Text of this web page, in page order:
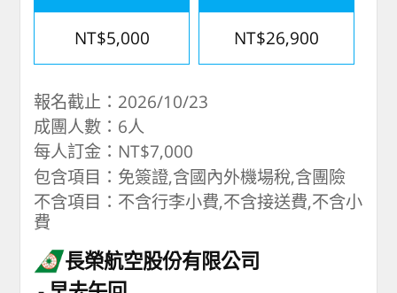
NT$5,000 NT$26,900
報名截止：2026/10/23
成團人數：6人
每人訂金：NT$7,000
包含項目：免簽證,含國內外機場稅,含團險
不含項目：不含行李小費,不含接送費,不含小
費
長榮航空股份有限公司